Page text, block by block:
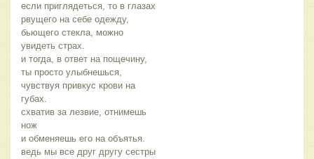
если приглядеться, то в глазах
рвущего на себе одежду,
бьющего стекла, можно
увидеть страх.
и тогда, в ответ на пощечину,
ты просто улыбнешься,
чувствуя привкус крови на
губах.
схватив за лезвие, отнимешь
нож
и обменяешь его на объятья.
ведь мы все друг другу сестры